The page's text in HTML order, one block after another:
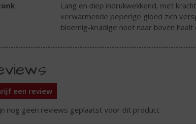
Lang en diep indrukwekkend, met
verwarmende peperige gloed zich
bloemig-kruidige noot naar boven
een review
nog geen reviews geplaatst voor dit product